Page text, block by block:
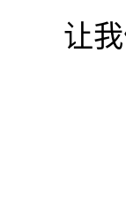
让